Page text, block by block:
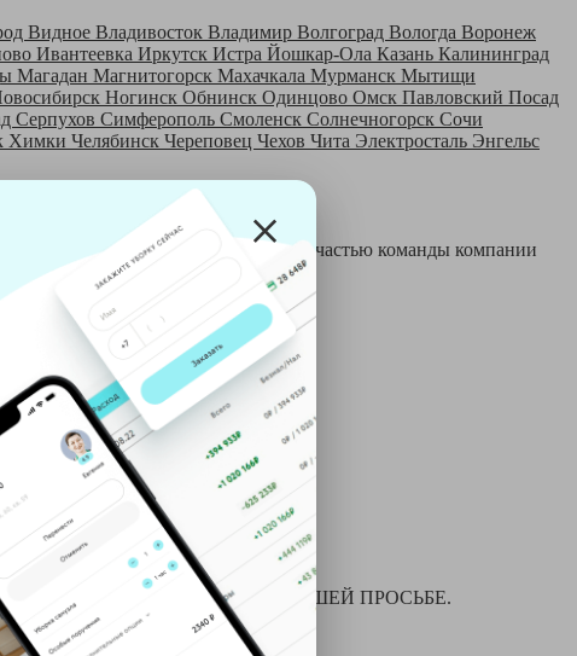
Видное Владивосток Владимир Волгоград Вологда Воронеж
Ивантеевка Иркутск Истра Йошкар-Ола Казань Калининград
Магадан Магнитогорск Махачкала Мурманск Мытищи
Ногинск Обнинск Одинцово Омск Павловский Посад
Серпухов Симферополь Смоленск Солнечногорск Сочи
Химки Челябинск Череповец Чехов Чита Электросталь Энгельс
и только после этого становятся частью команды компании
химчистки и многое другое ПО ВАШЕЙ ПРОСЬБЕ.